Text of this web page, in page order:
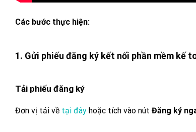
Các bước thực hiện:
1. Gửi phiếu đăng ký kết nối phần mềm kế
Tải phiếu đăng ký
Đơn vị tải về tại đây hoặc tích vào nút Đăng ký